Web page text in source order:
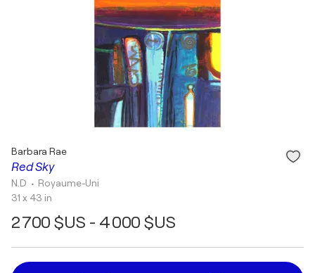
Red Sky
Barbara Rae
N.D • Royaume-Uni
31 x 43 in
2 700 $US - 4 000 $US